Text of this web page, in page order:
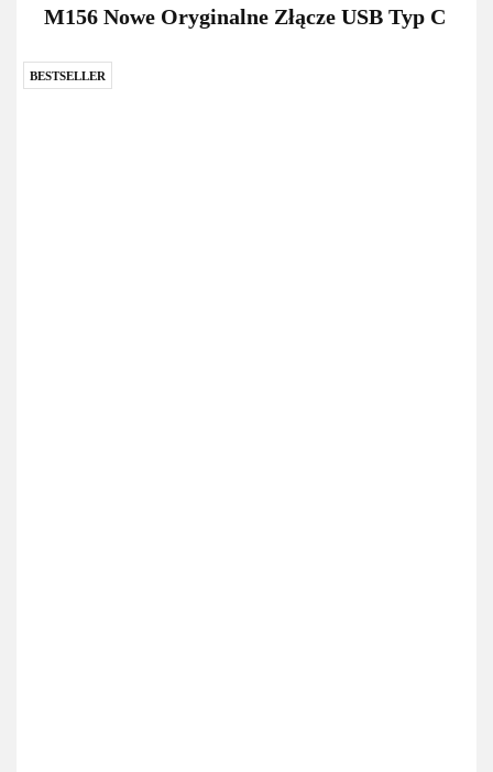
M156 Nowe Oryginalne Złącze USB Typ C
BESTSELLER